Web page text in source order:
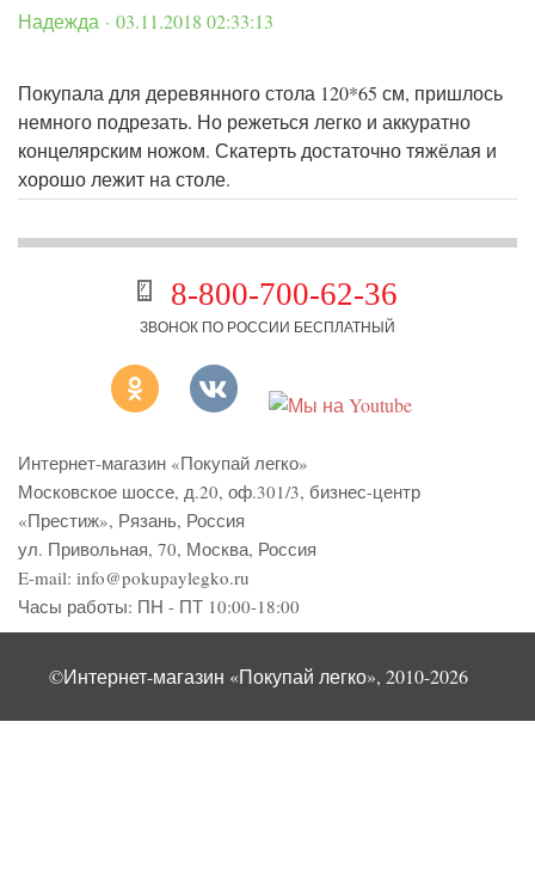
Надежда · 03.11.2018 02:33:13
Покупала для деревянного стола 120*65 см, пришлось
немного подрезать. Но режеться легко и аккуратно
концелярским ножом. Скатерть достаточно тяжёлая и
хорошо лежит на столе.
8-800-700-62-36
ЗВОНОК ПО РОССИИ БЕСПЛАТНЫЙ
Интернет-магазин «Покупай легко»
Московское шоссе, д.20, оф.301/3, бизнес-центр
«Престиж», Рязань, Россия
ул. Привольная, 70, Москва, Россия
E-mail: info@pokupaylegko.ru
Часы работы: ПН - ПТ 10:00-18:00
©Интернет-магазин «Покупай легко», 2010-2026